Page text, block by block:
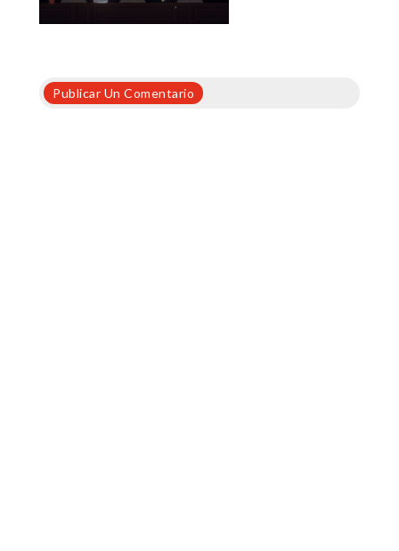
Publicar Un Comentario